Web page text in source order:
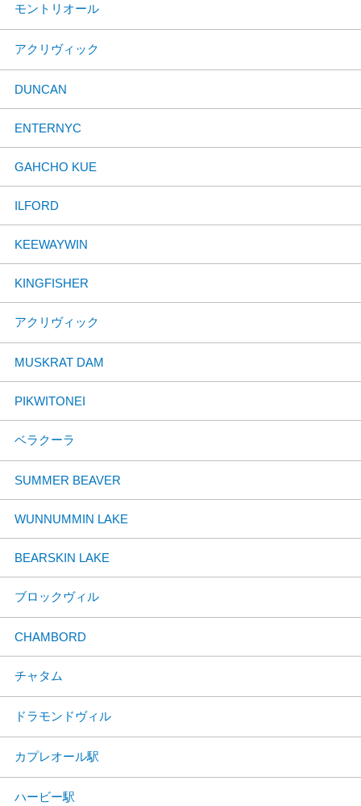
モントリオール
アクリヴィック
DUNCAN
ENTERNYC
GAHCHO KUE
ILFORD
KEEWAYWIN
KINGFISHER
アクリヴィック
MUSKRAT DAM
PIKWITONEI
ベラクーラ
SUMMER BEAVER
WUNNUMMIN LAKE
BEARSKIN LAKE
ブロックヴィル
CHAMBORD
チャタム
ドラモンドヴィル
カプレオール駅
ハービー駅